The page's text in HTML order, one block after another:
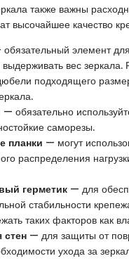
также важны
высочайшее качество
элемент
вес зеркала.
подходящего
— обязательно
саморезы.
планки — могут
распределения
герметик — для
стабильности
таких факторов как
стен — для защиты от
ухода за